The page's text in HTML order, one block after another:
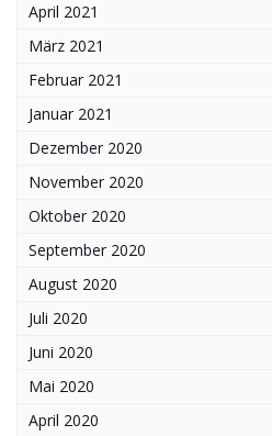
April 2021
März 2021
Februar 2021
Januar 2021
Dezember 2020
November 2020
Oktober 2020
September 2020
August 2020
Juli 2020
Juni 2020
Mai 2020
April 2020